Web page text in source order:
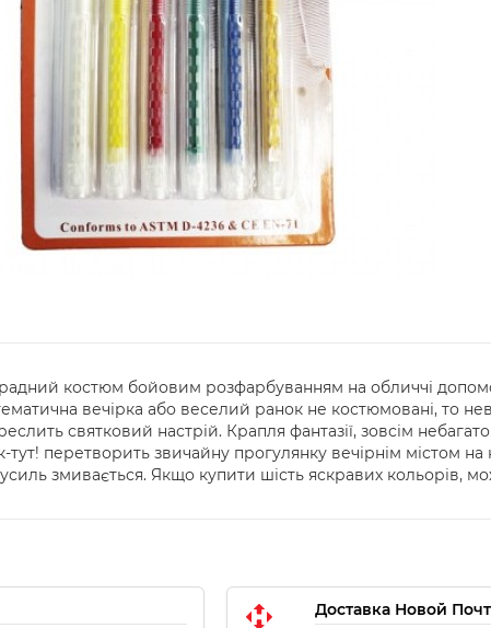
костюм бойовим розфарбуванням на обличчі
вечірка або веселий ранок не костюмовані, то
святковий настрій. Крапля фантазії, зовсім
перетворить звичайну прогулянку вечірнім містом на
змивається. Якщо купити шість яскравих кольорів,
Доставка Новой